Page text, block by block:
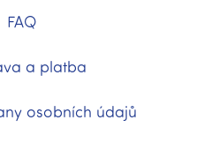
FAQ
a platba
osobních údajů